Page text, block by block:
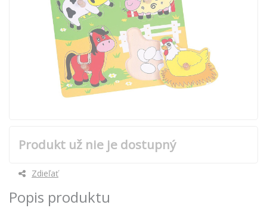
Produkt už nie je dostupný
Zdieľať
Popis produktu